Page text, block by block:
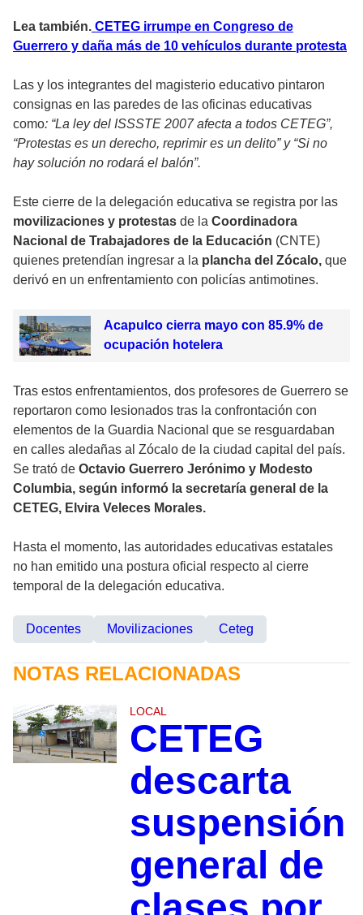
Lea también. CETEG irrumpe en Congreso de
Guerrero y daña más de 10 vehículos durante protesta
Las y los integrantes del magisterio educativo pintaron
consignas en las paredes de las oficinas educativas
como: “La ley del ISSSTE 2007 afecta a todos CETEG”,
“Protestas es un derecho, reprimir es un delito” y “Si no
hay solución no rodará el balón”.
Este cierre de la delegación educativa se registra por las
movilizaciones y protestas de la Coordinadora
Nacional de Trabajadores de la Educación (CNTE)
quienes pretendían ingresar a la plancha del Zócalo, que
derivó en un enfrentamiento con policías antimotines.
Acapulco cierra mayo con 85.9% de
ocupación hotelera
Tras estos enfrentamientos, dos profesores de Guerrero se
reportaron como lesionados tras la confrontación con
elementos de la Guardia Nacional que se resguardaban
en calles aledañas al Zócalo de la ciudad capital del país.
Se trató de Octavio Guerrero Jerónimo y Modesto
Columbia, según informó la secretaría general de la
CETEG, Elvira Veleces Morales.
Hasta el momento, las autoridades educativas estatales
no han emitido una postura oficial respecto al cierre
temporal de la delegación educativa.
Docentes Movilizaciones Ceteg
NOTAS RELACIONADAS
LOCAL
CETEG
descarta
suspensión
general de